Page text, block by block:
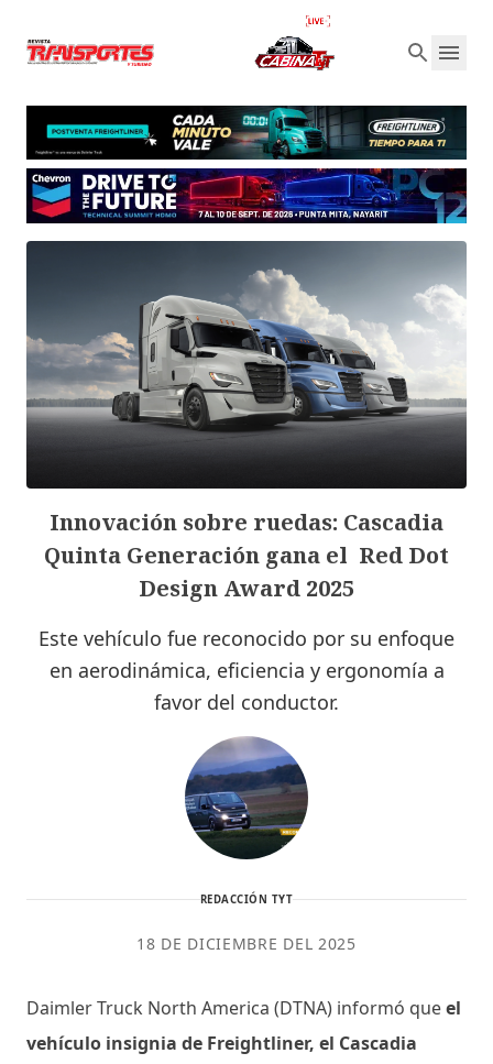
Innovación sobre ruedas: Cascadia
Quinta Generación gana el Red Dot
Design Award 2025
Este vehículo fue reconocido por su enfoque
en aerodinámica, eficiencia y ergonomía a
favor del conductor.
REDACCIÓN TYT
18 DE DICIEMBRE DEL 2025
Daimler Truck North America (DTNA) informó queel
vehículo insignia de Freightliner, el Cascadia